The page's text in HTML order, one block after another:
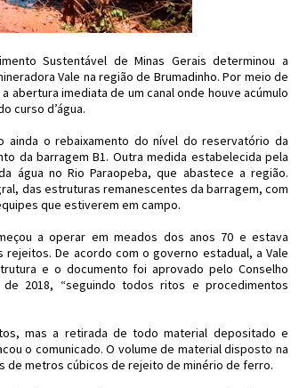
Sustentável de Minas Gerais determinou a
Vale na região de Brumadinho. Por meio de
abertura imediata de um canal onde houve acúmulo
curso d’água.
ainda o rebaixamento do nível do reservatório da
da barragem B1. Outra medida estabelecida pela
água no Rio Paraopeba, que abastece a região.
das estruturas remanescentes da barragem, com
que estiverem em campo.
a operar em meados dos anos 70 e estava
rejeitos. De acordo com o governo estadual, a Vale
e o documento foi aprovado pelo Conselho
2018, “seguindo todos ritos e procedimentos
mas a retirada de todo material depositado e
o comunicado. O volume de material disposto na
de metros cúbicos de rejeito de minério de ferro.